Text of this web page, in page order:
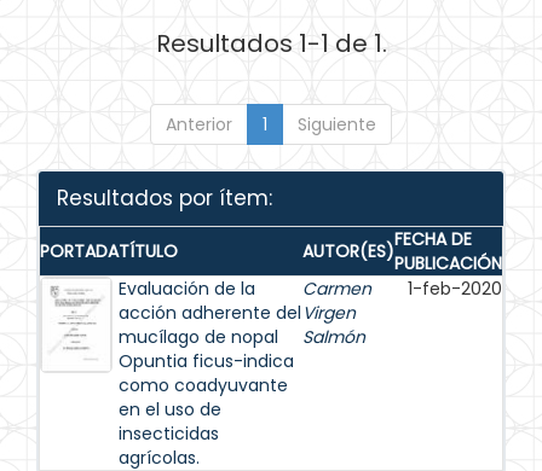
Resultados 1-1 de 1.
Anterior 1 Siguiente
Resultados por ítem:
PORTADATÍTULO AUTOR(ES)FECHA DE
PUBLICACIÓN
Evaluación de la
acción adherente del
mucílago de nopal
Opuntia ficus-indica
como coadyuvante
en el uso de
insecticidas
agrícolas.
Carmen
Virgen
Salmón
1-feb-2020